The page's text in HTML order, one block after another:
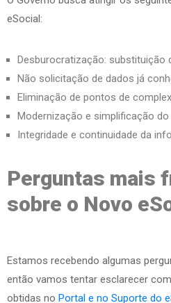
eSocial:
Desburocratização: substituição
Não solicitação de dados já
Eliminação de pontos de
Modernização e simplificação
Integridade e continuidade da
Perguntas mais
sobre o Novo
Estamos recebendo algumas
então vamos tentar esclarecer
obtidas no Portal e no Suporte do